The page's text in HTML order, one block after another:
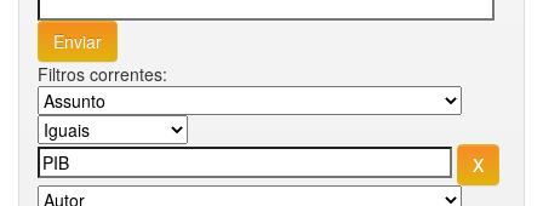
Filtros correntes: